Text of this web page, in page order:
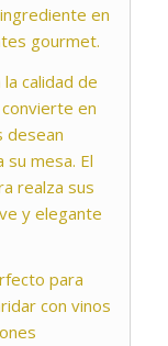
en
gourmet.
calidad de
en
desean
mesa. El
realza sus
y elegante
para
con vinos